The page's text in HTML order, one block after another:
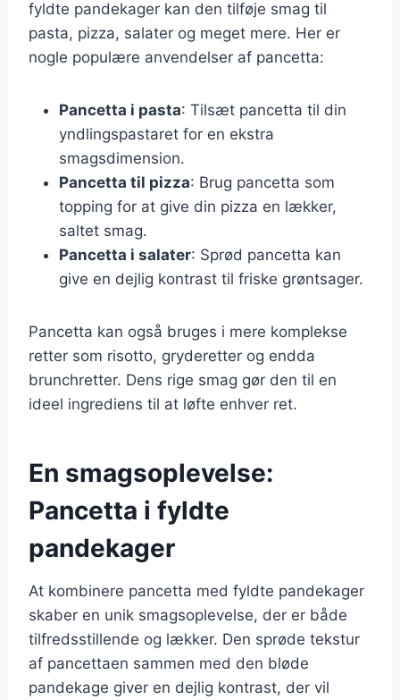
fyldte pandekager kan den tilføje smag til
pasta, pizza, salater og meget mere. Her er
nogle populære anvendelser af pancetta:
Pancetta i pasta: Tilsæt pancetta til din
yndlingspastaret for en ekstra
smagsdimension.
Pancetta til pizza: Brug pancetta som
topping for at give din pizza en lækker,
saltet smag.
Pancetta i salater: Sprød pancetta kan
give en dejlig kontrast til friske grøntsager.
Pancetta kan også bruges i mere komplekse
retter som risotto, gryderetter og endda
brunchretter. Dens rige smag gør den til en
ideel ingrediens til at løfte enhver ret.
En smagsoplevelse:
Pancetta i fyldte
pandekager
At kombinere pancetta med fyldte pandekager
skaber en unik smagsoplevelse, der er både
tilfredsstillende og lækker. Den sprøde tekstur
af pancettaen sammen med den bløde
pandekage giver en dejlig kontrast, der vil